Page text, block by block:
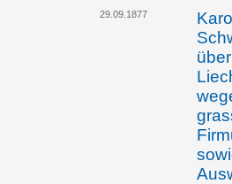
29.09.1877